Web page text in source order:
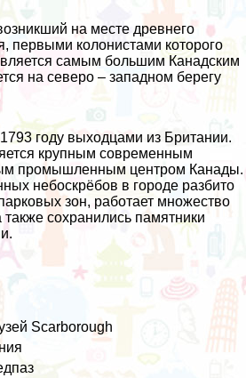
на месте древнего
первыми колонистами которого
самым большим Канадским
на северо – западном берегу
году выходцами из Британии.
крупным современным
промышленным центром Канады.
небоскрёбов в городе разбито
зон, работает множество
сохранились памятники
Scarborough